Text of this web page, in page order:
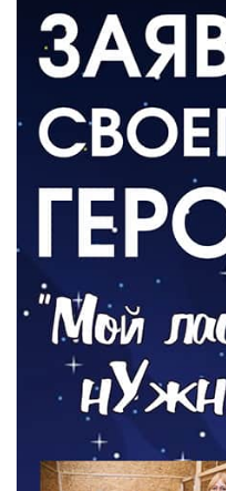
ВЛАСТЬ
День памяти и
06.08.2026
Новый настил на
05.08.2026